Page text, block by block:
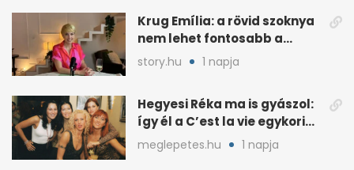
Krug Emília: a rövid szoknya
nem lehet fontosabb a
kérdéseimnél
story.hu 1 napja
Hegyesi Réka ma is gyászol:
így él a C’est la vie egykori
énekesnője
meglepetes.hu 1 napja